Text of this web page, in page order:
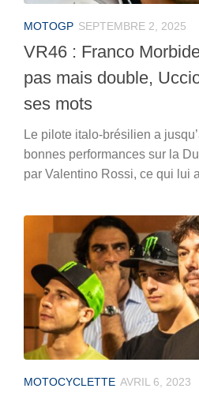
MOTOGP SEPTEMBRE 2, 2025
VR46 : Franco
pas mais double,
ses mots
Le pilote italo-brésilien a
bonnes performances sur la
par Valentino Rossi, ce qui lui
MOTOCYCLETTE AVRIL 6, 2023